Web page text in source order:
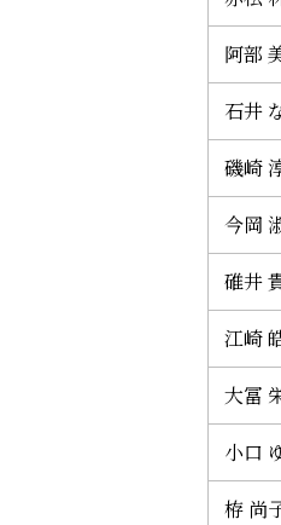
阿部
石井
磯崎
今岡
碓井
江崎
大冨
小口
栫 尚